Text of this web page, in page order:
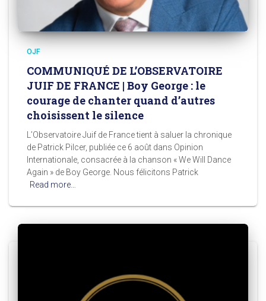
OJF
COMMUNIQUÉ DE L’OBSERVATOIRE
JUIF DE FRANCE | Boy George : le
courage de chanter quand d’autres
choisissent le silence
L’Observatoire Juif de France tient à saluer la chronique
de Patrick Pilcer, publiée ce 6 août dans Opinion
Internationale, consacrée à la chanson « We Will Dance
Again » de Boy George. Nous félicitons Patrick
Read more…